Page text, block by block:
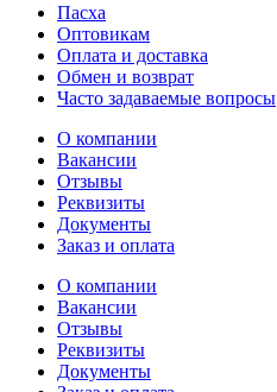
Пасха
Оптовикам
Оплата и доставка
Обмен и возврат
Часто задаваемые вопросы
О компании
Вакансии
Отзывы
Реквизиты
Документы
Заказ и оплата
О компании
Вакансии
Отзывы
Реквизиты
Документы